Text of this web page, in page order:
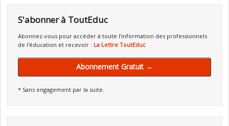
S'abonner à ToutEduc
Abonnez-vous pour accéder à toute l'information des professionnels
de l'éducation et recevoir : La Lettre ToutEduc
Abonnement Gratuit →
* Sans engagement par la suite.